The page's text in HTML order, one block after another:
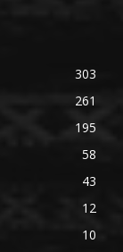
303
261
195
58
43
12
10